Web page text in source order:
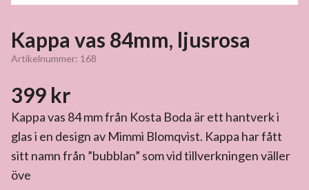
Kappa vas 84mm, ljusrosa
Artikelnummer: 168
399 kr
Kappa vas 84 mm från Kosta Boda är ett hantverk i
glas i en design av Mimmi Blomqvist. Kappa har fått
sitt namn från ”bubblan” som vid tillverkningen väller
öve